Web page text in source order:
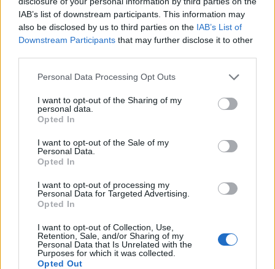
IAB’s list of downstream participants. This information may
also be disclosed by us to third parties on the IAB’s List of
Downstream Participants that may further disclose it to other
Please note that this website/app uses one or more Google
not limited to your visit or usage behaviour. You may click to
grant or deny consent to Google and its third-party tags to
use your data for below specified purposes in below Google
consent section.
Personal Data Processing Opt Outs
I want to opt-out of the Sharing of my
personal data.
Opted In
I want to opt-out of the Sale of my
Personal Data.
Opted In
I want to opt-out of processing my
Personal Data for Targeted Advertising.
Opted In
I want to opt-out of Collection, Use,
Retention, Sale, and/or Sharing of my
Personal Data that Is Unrelated with the
Purposes for which it was collected.
Opted Out
daGoogle News
Condividi l'articolo
F
a
ce
b
o
o
k
T
w
it
te
r
Pi
n
te
re
st
W
at
A
p
S
a
Articolo precedente
Prossimo articolo
NOTIZIE RECENTI
Sangue, musica e solidarietà con Avis Olbia al
Delta Center